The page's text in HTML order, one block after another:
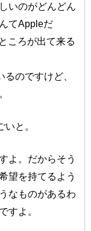
いのがどんどん
てAppleだ
ころが出て来る
のですけど、
と。
よ。だからそう
望を持てるよう
なものがあるわ
すよ。